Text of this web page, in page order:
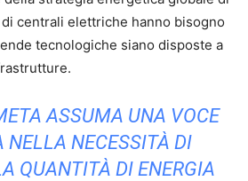
centrali elettriche hanno bisogno
tecnologiche siano disposte a
ASSUMA UNA VOCE
NELLA NECESSITÀ DI
QUANTITÀ DI ENERGIA